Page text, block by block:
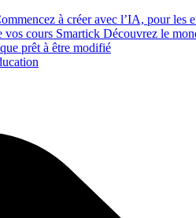
à créer avec l’IA, pour les
vos cours Smartick Découvrez le
prêt à être modifié